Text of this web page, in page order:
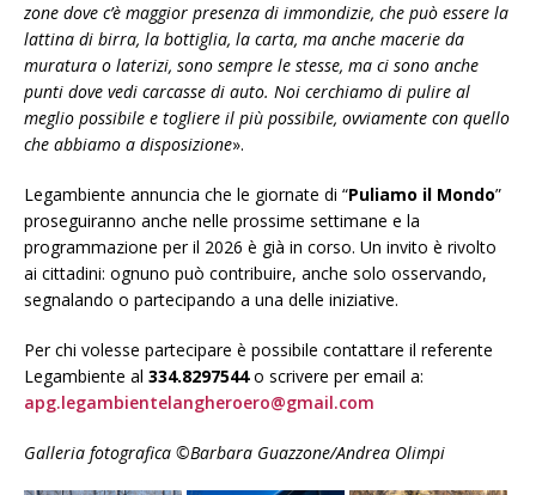
zone dove c’è maggior presenza di immondizie, che può essere la
lattina di birra, la bottiglia, la carta, ma anche macerie da
muratura o laterizi, sono sempre le stesse, ma ci sono anche
punti dove vedi carcasse di auto. Noi cerchiamo di pulire al
meglio possibile e togliere il più possibile, ovviamente con quello
che abbiamo a disposizione».
Legambiente annuncia che le giornate di “Puliamo il Mondo”
proseguiranno anche nelle prossime settimane e la
programmazione per il 2026 è già in corso. Un invito è rivolto
ai cittadini: ognuno può contribuire, anche solo osservando,
segnalando o partecipando a una delle iniziative.
Per chi volesse partecipare è possibile contattare il referente
Legambiente al 334.8297544o scrivere per email a:
apg.legambientelangheroero@gmail.com
Galleria fotografica ©Barbara Guazzone/Andrea Olimpi